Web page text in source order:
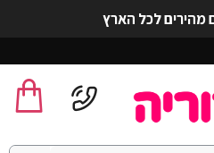
מהירים לכל הארץ